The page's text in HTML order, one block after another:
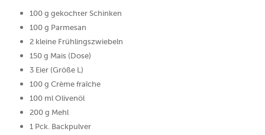
100 g gekochter Schinken
100 g Parmesan
2 kleine Frühlingszwiebeln
150 g Mais (Dose)
3 Eier (Größe L)
100 g Crème fraîche
100 ml Olivenöl
200 g Mehl
1 Pck. Backpulver